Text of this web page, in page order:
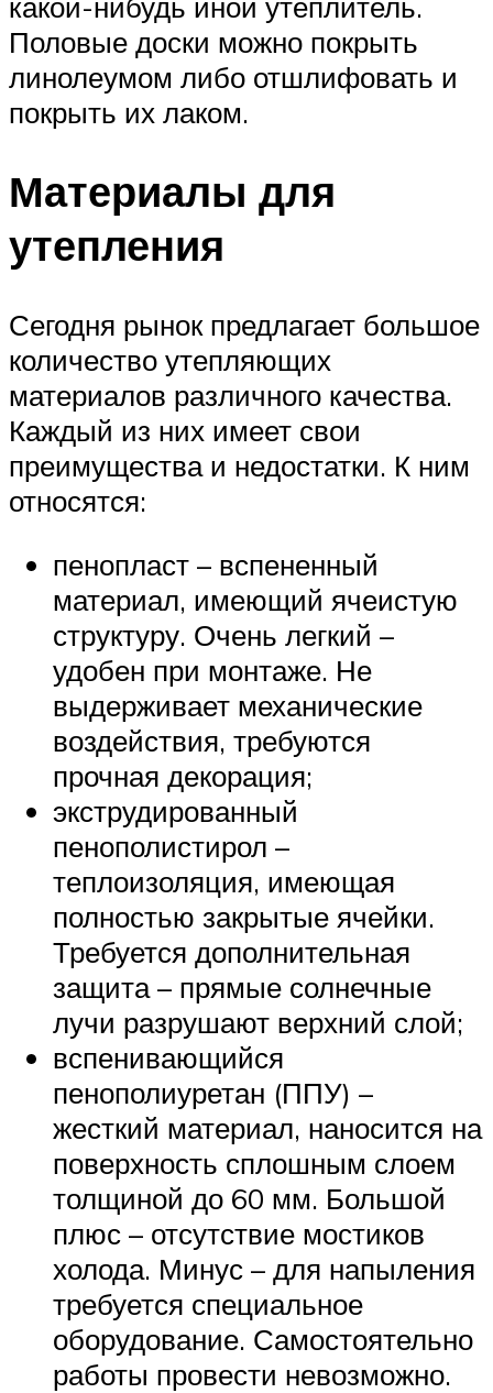
Половые доски можно покрыть
линолеумом либо отшлифовать и
покрыть их лаком.
Материалы для
утепления
Сегодня рынок предлагает большое
количество утепляющих
материалов различного качества.
Каждый из них имеет свои
преимущества и недостатки. К ним
относятся:
пенопласт – вспененный
материал, имеющий ячеистую
структуру. Очень легкий –
удобен при монтаже. Не
выдерживает механические
воздействия, требуются
прочная декорация;
экструдированный
пенополистирол –
теплоизоляция, имеющая
полностью закрытые ячейки.
Требуется дополнительная
защита – прямые солнечные
лучи разрушают верхний слой;
вспенивающийся
пенополиуретан (ППУ) –
жесткий материал, наносится на
поверхность сплошным слоем
толщиной до 60 мм. Большой
плюс – отсутствие мостиков
холода. Минус – для напыления
требуется специальное
оборудование. Самостоятельно
работы провести невозможно.